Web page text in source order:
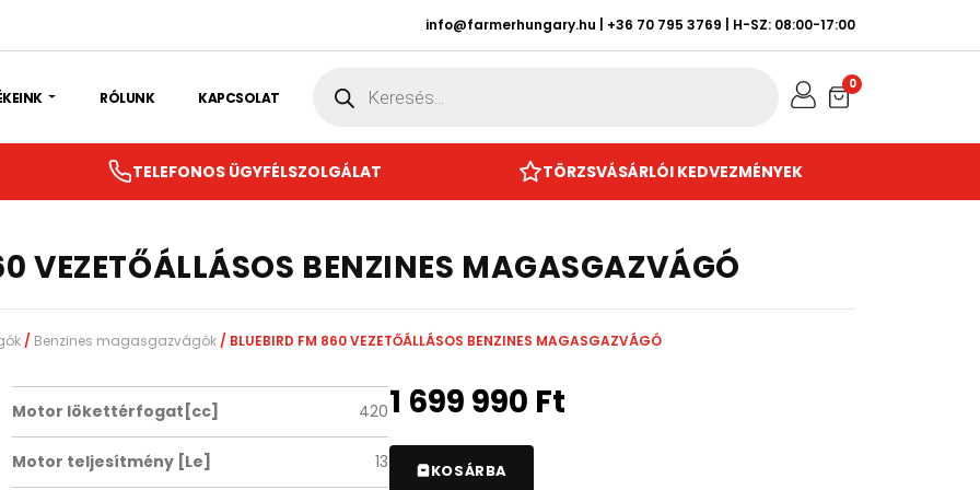
info@farmerhungary.hu +36 70 795 3769 | H-SZ: 08:00-17:00
RÓLUNK KAPCSOLAT search 0
TELEFONOS ÜGYFÉLSZOLGÁLAT TÖRZSVÁSÁRLÓI KEDVEZMÉNYEK
VEZETŐÁLLÁSOS BENZINES MAGASGAZVÁGÓ
/ Benzines magasgazvágók / BLUEBIRD FM 860 VEZETŐÁLLÁSOS BENZINES MAGASGAZVÁGÓ
Motor lökettérfogat[cc] 420
Motor teljesítmény [Le] 13
1 699 990 Ft
KOSÁRBA